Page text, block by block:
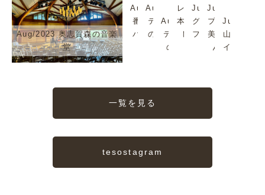
Aug/2023 奥志賀森の音楽
堂
Aug/2023
番頭シン
バくんで
Aug/2023
テゾーロ
のジャズ
2
Aug/2023
テゾーロ
のJazz
レア。日
本では珍
しいか
Jul/2023
グリーンタ
フを歩いて
みる？
Jul/2023
プラムも
美味しい
んだよ
Jul/2023
山ノ内町
イイね〜
一覧を見る
tesostagram